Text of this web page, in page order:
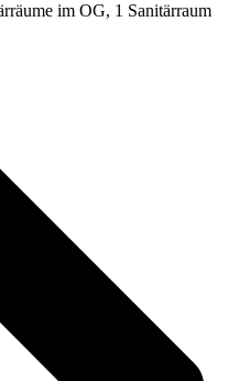
im OG, 1 Sanitärraum